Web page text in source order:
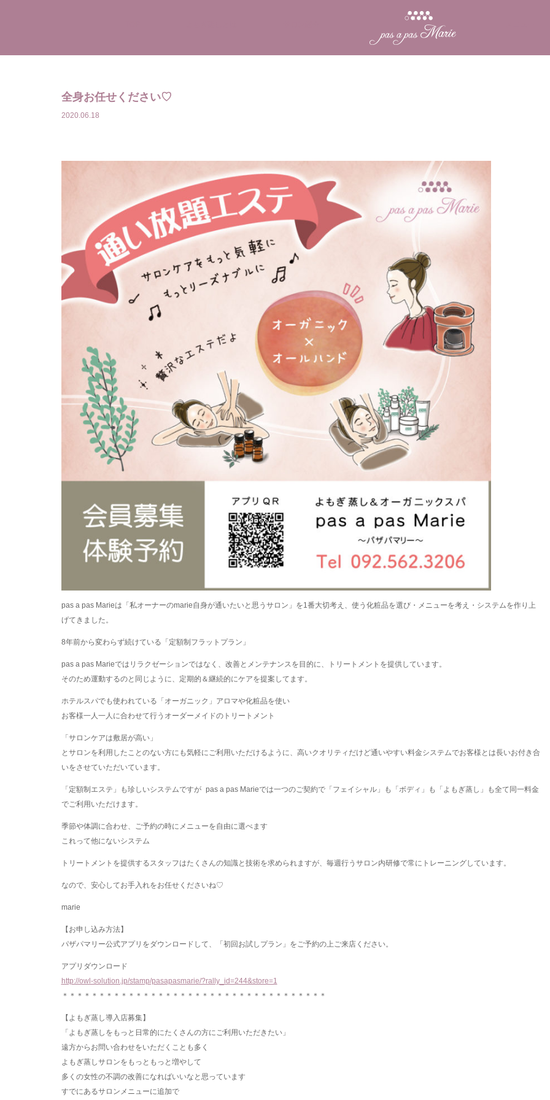
全身お任せください♡
2020.06.18
pas a pas Marieは「私オーナーのmarie自身が通いたいと思うサロン」を1番大切考え、使う化粧品を選び・メニューを考え・システムを作り上
げてきました。
8年前から変わらず続けている「定額制フラットプラン」
pas a pas Marieではリラクゼーションではなく、改善とメンテナンスを目的に、トリートメントを提供しています。
そのため運動するのと同じように、定期的＆継続的にケアを提案してます。
ホテルスパでも使われている「オーガニック」アロマや化粧品を使い
お客様一人一人に合わせて行うオーダーメイドのトリートメント
「サロンケアは敷居が高い」
とサロンを利用したことのない方にも気軽にご利用いただけるように、高いクオリティだけど通いやすい料金システムでお客様とは長いお付き合
いをさせていただいています。
「定額制エステ」も珍しいシステムですが pas a pas Marieでは一つのご契約で「フェイシャル」も「ボディ」も「よもぎ蒸し」も全て同一料金
でご利用いただけます。
季節や体調に合わせ、ご予約の時にメニューを自由に選べます
これって他にないシステム
トリートメントを提供するスタッフはたくさんの知識と技術を求められますが、毎週行うサロン内研修で常にトレーニングしています。
なので、安心してお手入れをお任せくださいね♡
marie
【お申し込み方法】
パザパマリー公式アプリをダウンロードして、「初回お試しプラン」をご予約の上ご来店ください。
アプリダウンロード
http://owl-solution.jp/stamp/pasapasmarie/?rally_id=244&store=1
＊＊＊＊＊＊＊＊＊＊＊＊＊＊＊＊＊＊＊＊＊＊＊＊＊＊＊＊＊＊＊＊＊＊＊＊
【よもぎ蒸し導入店募集】
「よもぎ蒸しをもっと日常的にたくさんの方にご利用いただきたい」
遠方からお問い合わせをいただくことも多く
よもぎ蒸しサロンをもっともっと増やして
多くの女性の不調の改善になればいいなと思っています
すでにあるサロンメニューに追加で